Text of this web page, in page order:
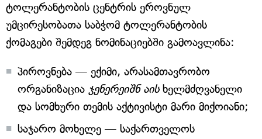
ტოლერანტობის ცენტრის ეროვნულ
უმცირესობათა საბჭომ ტოლერანტობის
ქომაგები შემდეგ ნომინაციებში გამოავლინა:
პიროვნება — ექიმი, არასამთავრობო
ორგანიზაცია ჯენერეიშნ აისხელმძღვანელი
და სომხური თემის აქტივისტი მარი მიქოიანი;
საჯარო მოხელე — საქართველოს